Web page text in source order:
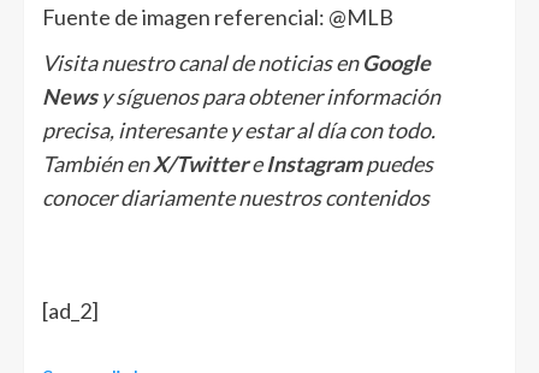
Fuente de imagen referencial: @MLB
Visita nuestro canal de noticias enGoogle
Newsy síguenos para obtener información
precisa, interesante y estar al día con todo.
También enX/TwittereInstagrampuedes
conocer diariamente nuestros contenidos
[ad_2]